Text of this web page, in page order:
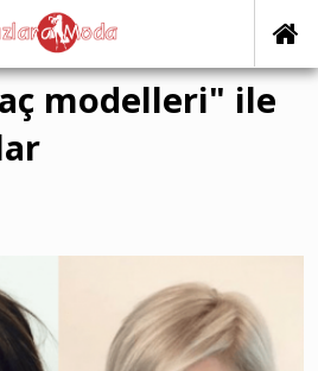
modelleri" ile